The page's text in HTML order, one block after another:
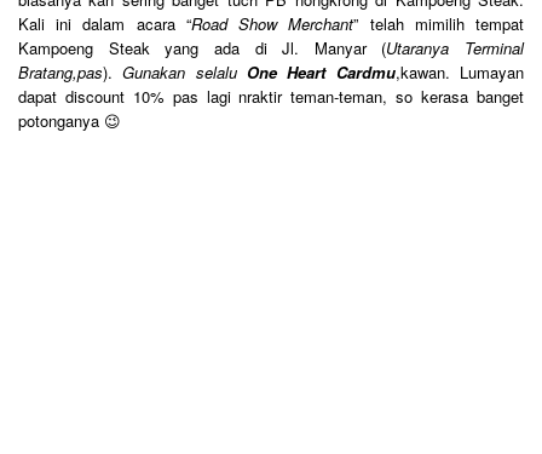
Kali ini dalam acara “Road Show Merchant” telah mimilih tempat
Kampoeng Steak yang ada di Jl. Manyar (Utaranya Terminal
Bratang,pas).Gunakan selaluOne Heart Cardmu,kawan. Lumayan
dapat discount 10% pas lagi nraktir teman-teman, so kerasa banget
potonganya 😉